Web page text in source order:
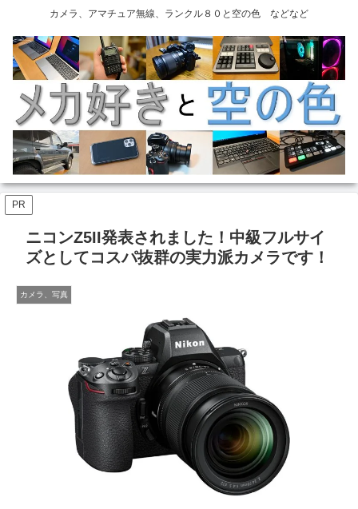
カメラ、アマチュア無線、ランクル８０と空の色 などなど
PR
ニコンZ5II発表されました！中級フルサイ
ズとしてコスパ抜群の実力派カメラです！
カメラ、写真